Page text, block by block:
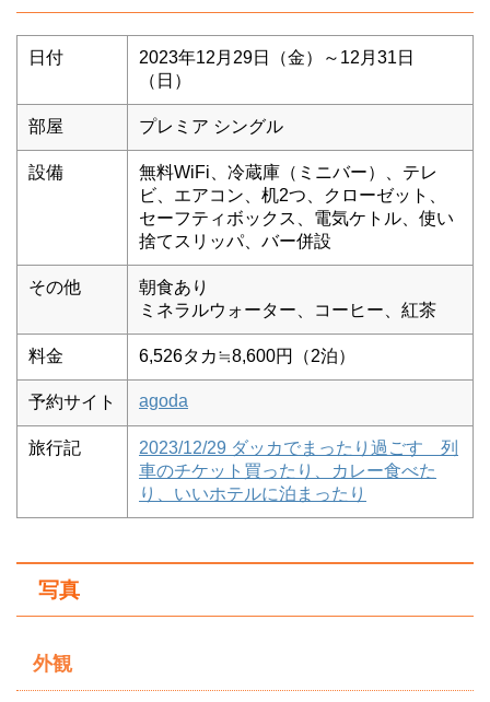
日付
2023年12月29日（金）～12月31日
（日）
部屋 プレミア シングル
設備
無料WiFi、冷蔵庫（ミニバー）、テレ
ビ、エアコン、机2つ、クローゼット、
セーフティボックス、電気ケトル、使い
捨てスリッパ、バー併設
その他
朝食あり
ミネラルウォーター、コーヒー、紅茶
料金 6,526タカ≒8,600円（2泊）
予約サイト agoda
旅行記
2023/12/29 ダッカでまったり過ごす 列
車のチケット買ったり、カレー食べた
り、いいホテルに泊まったり
写真
外観